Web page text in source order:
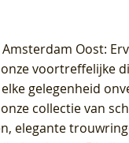
Oost:
voortreffelijke
gelegenheid
collectie van
elegante